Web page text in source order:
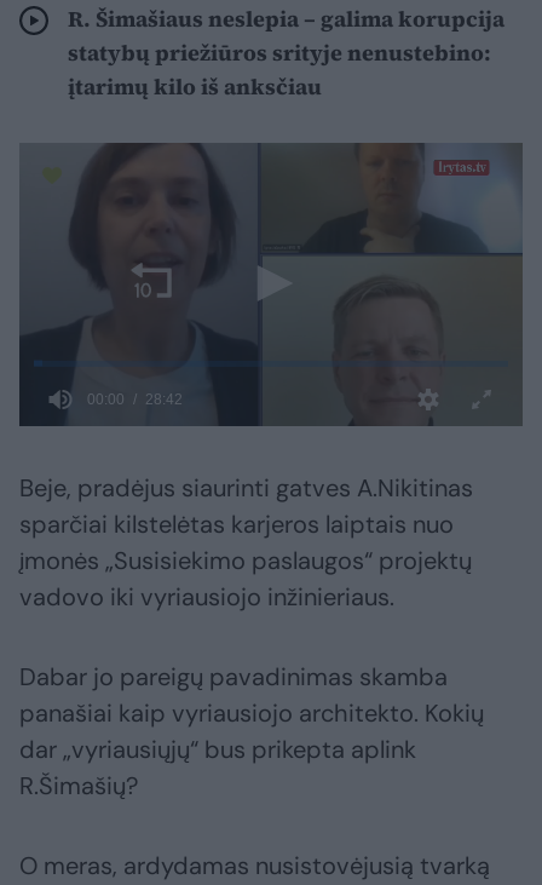
R. Šimašiaus neslepia – galima korupcija
statybų priežiūros srityje nenustebino:
įtarimų kilo iš anksčiau
Beje, pradėjus siaurinti gatves A.Nikitinas
sparčiai kilstelėtas karjeros laiptais nuo
įmonės „Susisiekimo paslaugos“ projektų
vadovo iki vyriausiojo inžinieriaus.
Dabar jo pareigų pavadinimas skamba
panašiai kaip vyriausiojo architekto. Kokių
dar „vyriausiųjų“ bus prikepta aplink
R.Šimašių?
O meras, ardydamas nusistovėjusią tvarką